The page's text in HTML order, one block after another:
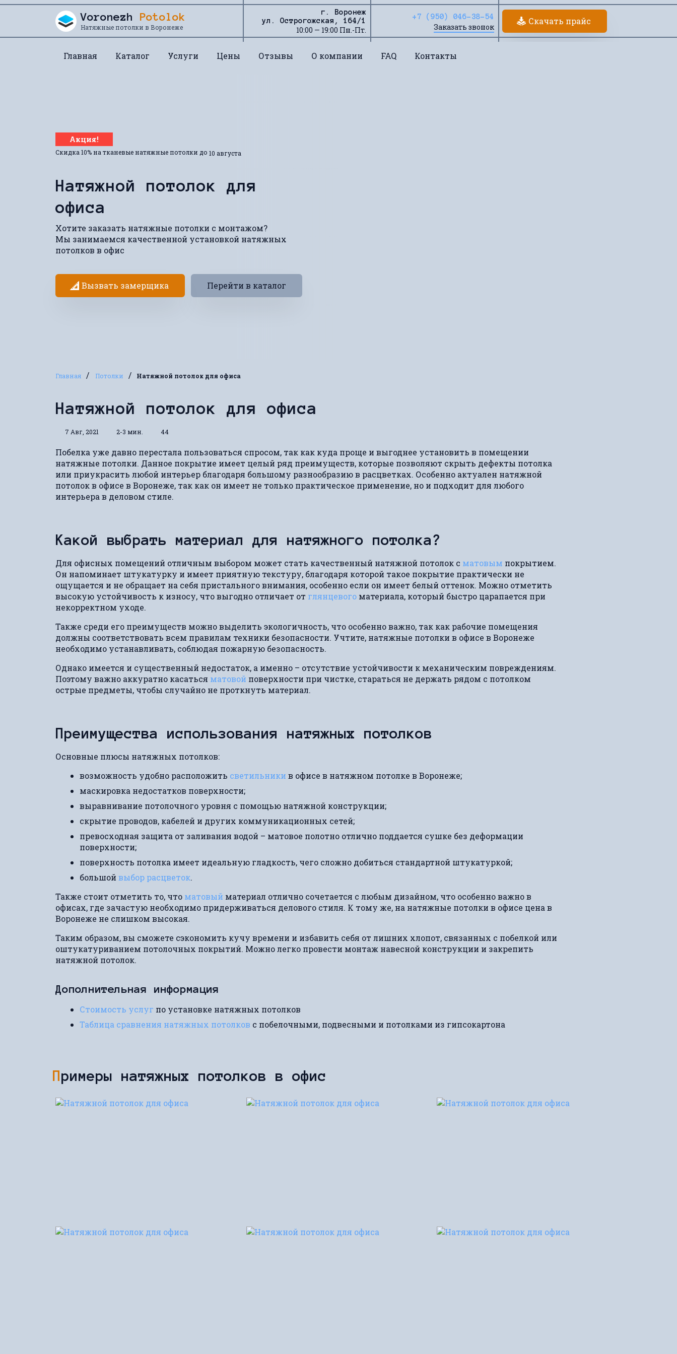
Перейти к содержанию
Voronezh Potolok
Натяжные потолки в Воронеже
г. Воронеж
ул. Острогожская, 164/1
10:00 — 19:00 Пн.-Пт.
+7 (950) 046-38-54
Заказать звонок
Скачать прайс
Главная Каталог Услуги Цены Отзывы О компании FAQ Контакты
Акция!
Скидка 10% на тканевые натяжные потолки до 10 августа
Натяжной потолок для
офиса
Хотите заказать натяжные потолки с монтажом?
Мы занимаемся качественной установкой натяжных
потолков в офис
Вызвать замерщика Перейти в каталог
Главная / Потолки / Натяжной потолок для офиса
Натяжной потолок для офиса
7 Авг, 2021 2-3 мин. 44
Побелка уже давно перестала пользоваться спросом, так как куда проще и выгоднее установить в помещении
натяжные потолки. Данное покрытие имеет целый ряд преимуществ, которые позволяют скрыть дефекты потолка
или приукрасить любой интерьер благодаря большому разнообразию в расцветках. Особенно актуален натяжной
потолок в офисе в Воронеже, так как он имеет не только практическое применение, но и подходит для любого
интерьера в деловом стиле.
Какой выбрать материал для натяжного потолка?
Для офисных помещений отличным выбором может стать качественный натяжной потолок с матовым покрытием.
Он напоминает штукатурку и имеет приятную текстуру, благодаря которой такое покрытие практически не
ощущается и не обращает на себя пристального внимания, особенно если он имеет белый оттенок. Можно отметить
высокую устойчивость к износу, что выгодно отличает от глянцевого материала, который быстро царапается при
некорректном уходе.
Также среди его преимуществ можно выделить экологичность, что особенно важно, так как рабочие помещения
должны соответствовать всем правилам техники безопасности. Учтите, натяжные потолки в офисе в Воронеже
необходимо устанавливать, соблюдая пожарную безопасность.
Однако имеется и существенный недостаток, а именно – отсутствие устойчивости к механическим повреждениям.
Поэтому важно аккуратно касаться матовой поверхности при чистке, стараться не держать рядом с потолком
острые предметы, чтобы случайно не проткнуть материал.
Преимущества использования натяжных потолков
Основные плюсы натяжных потолков:
возможность удобно расположить светильники в офисе в натяжном потолке в Воронеже;
маскировка недостатков поверхности;
выравнивание потолочного уровня с помощью натяжной конструкции;
скрытие проводов, кабелей и других коммуникационных сетей;
превосходная защита от заливания водой – матовое полотно отлично поддается сушке без деформации
поверхности;
поверхность потолка имеет идеальную гладкость, чего сложно добиться стандартной штукатуркой;
большой выбор расцветок.
Также стоит отметить то, что матовый материал отлично сочетается с любым дизайном, что особенно важно в
офисах, где зачастую необходимо придерживаться делового стиля. К тому же, на натяжные потолки в офисе цена в
Воронеже не слишком высокая.
Таким образом, вы сможете сэкономить кучу времени и избавить себя от лишних хлопот, связанных с побелкой или
оштукатуриванием потолочных покрытий. Можно легко провести монтаж навесной конструкции и закрепить
натяжной потолок.
Дополнительная информация
Стоимость услуг по установке натяжных потолков
Таблица сравнения натяжных потолков с побелочными, подвесными и потолками из гипсокартона
Примеры натяжных потолков в офис